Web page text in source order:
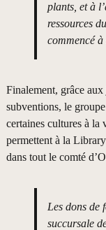
plants, et à
ressources
commencé
Finalement, grâce
subventions, le
certaines cultures à la
permettent à la
dans tout le comté
Les dons de
succursale